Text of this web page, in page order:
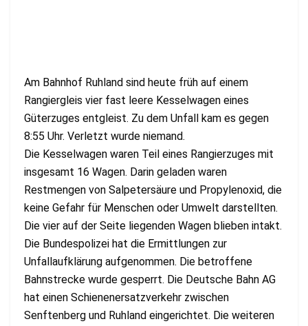
Am Bahnhof Ruhland sind heute früh auf einem
Rangiergleis vier fast leere Kesselwagen eines
Güterzuges entgleist. Zu dem Unfall kam es gegen
8:55 Uhr. Verletzt wurde niemand.
Die Kesselwagen waren Teil eines Rangierzuges mit
insgesamt 16 Wagen. Darin geladen waren
Restmengen von Salpetersäure und Propylenoxid, die
keine Gefahr für Menschen oder Umwelt darstellten.
Die vier auf der Seite liegenden Wagen blieben intakt.
Die Bundespolizei hat die Ermittlungen zur
Unfallaufklärung aufgenommen. Die betroffene
Bahnstrecke wurde gesperrt. Die Deutsche Bahn AG
hat einen Schienenersatzverkehr zwischen
Senftenberg und Ruhland eingerichtet. Die weiteren